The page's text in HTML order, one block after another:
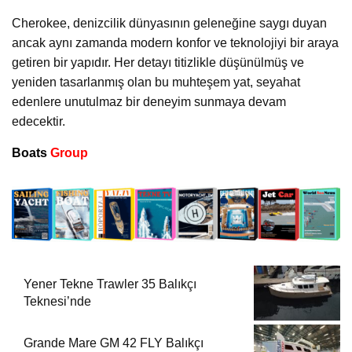
Cherokee, denizcilik dünyasının geleneğine saygı duyan
ancak aynı zamanda modern konfor ve teknolojiyi bir araya
getiren bir yapıdır. Her detayı titizlikle düşünülmüş ve
yeniden tasarlanmış olan bu muhteşem yat, seyahat
edenlere unutulmaz bir deneyim sunmaya devam
edecektir.
Boats Group
Yener Tekne Trawler 35 Balıkçı
Teknesi’nde
Grande Mare GM 42 FLY Balıkçı